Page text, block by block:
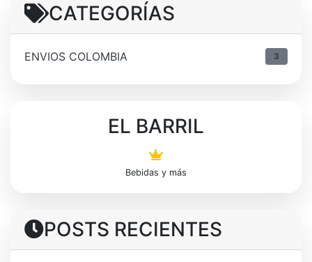
CATEGORÍAS
ENVIOS COLOMBIA 3
EL BARRIL
Bebidas y más
POSTS RECIENTES